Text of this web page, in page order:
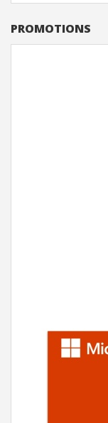
PROMOTIONS
Acheter